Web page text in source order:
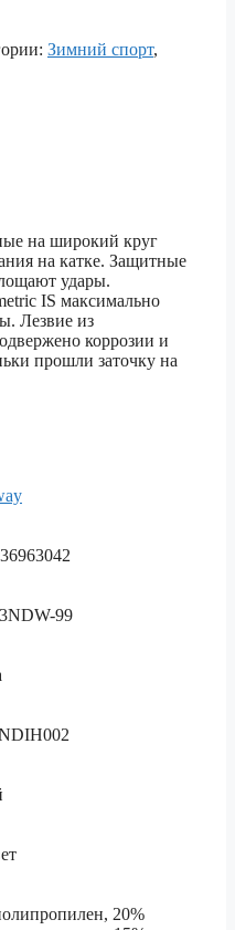
Зимний спорт,
на широкий круг
на катке. Защитные
удары.
IS максимально
Лезвие из
коррозии и
прошли заточку на
99
20%